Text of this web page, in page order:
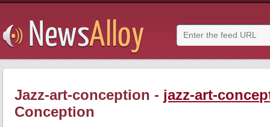
Jazz-art-conception - jazz-art-
Conception